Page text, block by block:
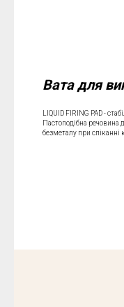
Вата для
LIQUID FIRING PAD -
Пастоподібна речовина
безметалу при спіканні